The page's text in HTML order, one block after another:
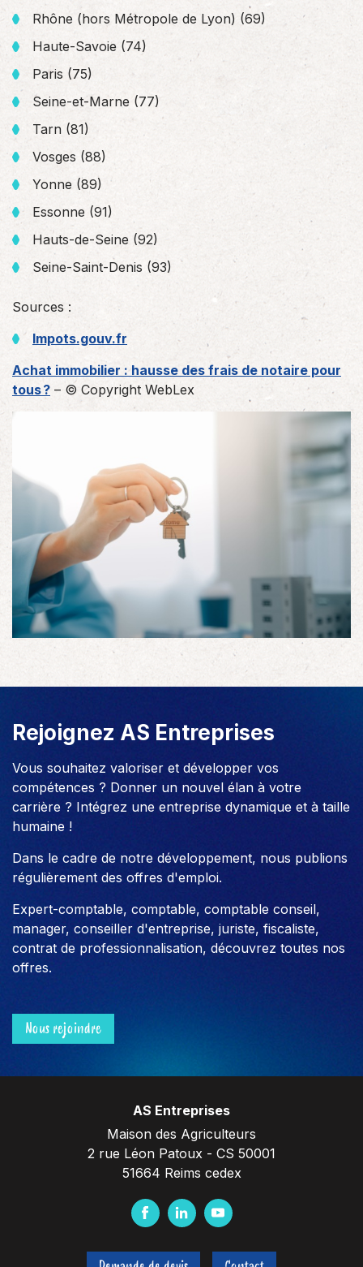
Rhône (hors Métropole de Lyon) (69)
Haute-Savoie (74)
Paris (75)
Seine-et-Marne (77)
Tarn (81)
Vosges (88)
Yonne (89)
Essonne (91)
Hauts-de-Seine (92)
Seine-Saint-Denis (93)
Sources :
Impots.gouv.fr
Achat immobilier : hausse des frais de notaire pour
tous ? – © Copyright WebLex
Rejoignez AS Entreprises
Vous souhaitez valoriser et développer vos
compétences ? Donner un nouvel élan à votre
carrière ? Intégrez une entreprise dynamique et à taille
humaine !
Dans le cadre de notre développement, nous publions
régulièrement des offres d'emploi.
Expert-comptable, comptable, comptable conseil,
manager, conseiller d'entreprise, juriste, fiscaliste,
contrat de professionnalisation, découvrez toutes nos
offres.
Nous rejoindre
AS Entreprises
Maison des Agriculteurs
2 rue Léon Patoux - CS 50001
51664 Reims cedex
F
c
L
n
Y
u